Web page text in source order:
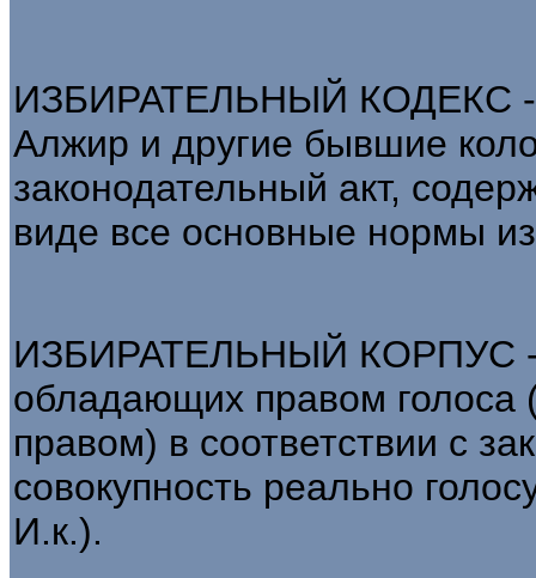
ИЗБИРАТЕЛЬНЫЙ КОДЕКС -
Алжир и другие бывшие
законодательный акт,
виде все основные нормы
ИЗБИРАТЕЛЬНЫЙ КОРПУС -
обладающих правом голоса
правом) в соответствии с
совокупность реально
И.к.).